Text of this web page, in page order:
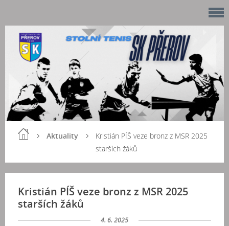
Aktuality
Kristián PÍŠ veze bronz z MSR 2025
starších žáků
Kristián PÍŠ veze bronz z MSR 2025
starších žáků
4. 6. 2025